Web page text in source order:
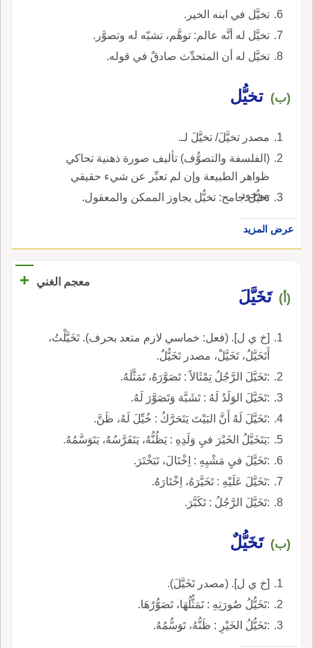
تخيَّل في ابنه الخير.
تخيَّل له أنَّه عالم: توهَّم، تشبّه له وتصوَّر.
تخيَّل له أن المتحدِّث صادقٌ في قوله.
(ب) تخيُّل
مصدر تخيَّلَ/ تخيَّلَ لـ.
(الفلسفة والتصوُّف) تأليف صورة ذهنية تحاكي
ظواهر الطبيعة وإن لم تعبِّر عن شيء حقيقي
موجود.
تخيُّل جامح: تخيُّل يجاوز الممكن والمعقول.
عرض المزيد
معجم الغني +
(أ) تَخَيَّلَ
[خ ي ل]. (فعل: خماسي لازم متعد بحرف). تَخَيَّلْتُ،
أَتَخَيَّلُ، تَخَيَّلْ، مصدر تَخَيُّلٌ.
:تَخَيَّلَ الرَّجُلُ تِمْثَالاً : تَصَوَّرَهُ، تَمَثَّلَهُ.
:تَخَيَّلَ الوَلَدُ لَهُ : تَشَبَّهَ وَتَصَوَّرَ لَهُ.
:تَخَيَّلَ لَهُ أَنَّ البَيْتَ يَتَحَرَّكُ : خُيِّلَ لَهُ، ظَنَّ.
:يَتَخَيَّلُ الخَيْرَ فيِ وَلَدِهِ : يَظُنُّهُ، يَتَفَرَّسُهُ، يَتَوَسَّمُهُ.
:تَخَيَّلَ فيِ مَشْيِهِ : اِخْتَالَ، تَبَخْتَرَ.
:تَخَيَّلَ عَلَيْهِ : تَخَيَّرَهُ، اِخْتَارَهُ.
:تَخَيَّلَ الرَّجُلُ : تَكَبَّرَ.
(ب) تَخَيُّلٌ
[خ ي ل]. (مصدر تَخَيَّلَ).
:تَخَيُّلُ صُورَتِهِ : تَمَثُّلُهَا، تَصَوُّرُهَا.
:تَخَيُّلُ الخَيْرِ : ظَنُّهُ، تَوَسُّمُهُ.